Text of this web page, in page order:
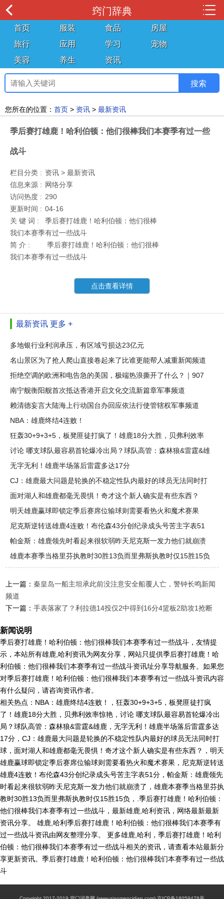
窍门辞典
首页 服装 食品
房屋
旅行
应用 学习
宠物
美容
养生 资讯
您所在的位置： 首页 > 资讯 > 最新资讯
季后赛打雄鹿！哈利伯顿：他们很棒我们本赛季有过一些
战斗
栏目分类 : 资讯 > 最新资讯
信息来源 : 网络分享
访问热度 : 290
更新时间 : 04-16
关 键 词 :
季后赛打雄鹿！哈利伯顿：他们很棒
我们本赛季有过一些战斗
简 介 :
季后赛打雄鹿！哈利伯顿：他们很棒
我们本赛季有过一些战斗
点击查看详情
最新资讯 更多 +
多地银行业利润承压，有区域亏损达23亿元
名山景区为了抢人爬山直接卷起来了比谁更能帮人减重新闻频道
拒绝空调的欧洲和电告急的美国，极端热浪撕开了什么？｜907
编辑部
南宁舰衡阳舰首次抵达香港开启文化交流新篇章军事频道
赖清德妄言大陆海上行动国台办回应依法行使管辖权军事频道
NBA：雄鹿终结4连败！
狂轰30+9+3+5，板凳匪徒打疯了！雄鹿18分大胜，贝弗利效率
惊艳
讨论 哪支球队最容易首轮爆冷出局？球队高管：森林狼&雷霆&雄
鹿
无字无利！雄鹿半场落后雷霆多达17分
CJ：雄鹿最大问题是轮换的不稳定性队内最好的球员无法同时打
球
面对湖人和雄鹿都毫无畏惧！奇才这个新人确实是有些东西？
明天雄鹿赢球即锁定季后赛席位输球则需要看热火和魔术赛果
尼克斯逆转送雄鹿4连败！布伦森43分创纪录成头号苦主字表51
分
帕金斯：雄鹿领先时看起来很软弱昨天尼克斯一发力他们就崩溃
了
雄鹿本赛季当格里芬执教时30胜13负而里弗斯执教时仅15胜15负
上一篇：秦皇岛一船主坦承此前没注意安全船覆人亡，警钟长鸣新闻
频道
下一篇：手表落家了？利拉德14投仅2中得到16分4篮板2助攻1抢断
新闻说明
季后赛打雄鹿！哈利伯顿：他们很棒我们本赛季有过一些战斗，友情提
示，本站所有雄鹿,哈利资讯为网友分享，网站只提供季后赛打雄鹿！哈
利伯顿：他们很棒我们本赛季有过一些战斗资讯址分享导航服务。如果您
对季后赛打雄鹿！哈利伯顿：他们很棒我们本赛季有过一些战斗资讯内容
有什么疑问，请咨询资讯作者。
相关热点：NBA：雄鹿终结4连败！，狂轰30+9+3+5，板凳匪徒打疯
了！雄鹿18分大胜，贝弗利效率惊艳，讨论 哪支球队最容易首轮爆冷出
局？球队高管：森林狼&雷霆&雄鹿，无字无利！雄鹿半场落后雷霆多达
17分，CJ：雄鹿最大问题是轮换的不稳定性队内最好的球员无法同时打
球，面对湖人和雄鹿都毫无畏惧！奇才这个新人确实是有些东西？，明天
雄鹿赢球即锁定季后赛席位输球则需要看热火和魔术赛果，尼克斯逆转送
雄鹿4连败！布伦森43分创纪录成头号苦主字表51分，帕金斯：雄鹿领先
时看起来很软弱昨天尼克斯一发力他们就崩溃了，雄鹿本赛季当格里芬执
教时30胜13负而里弗斯执教时仅15胜15负，.季后赛打雄鹿！哈利伯顿：
他们很棒我们本赛季有过一些战斗，最新雄鹿,哈利资讯，网络最新最新
资讯分享。 雄鹿,哈利季后赛打雄鹿！哈利伯顿：他们很棒我们本赛季有
过一些战斗资讯由网友整理分享。 更多雄鹿,哈利，季后赛打雄鹿！哈利
伯顿：他们很棒我们本赛季有过一些战斗相关的资讯，请查看本站最新分
享更新资讯。季后赛打雄鹿！哈利伯顿：他们很棒我们本赛季有过一些战
斗